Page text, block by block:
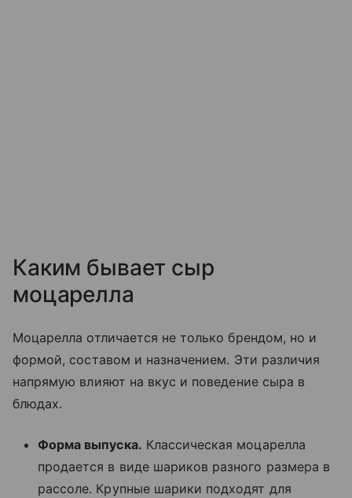
Каким бывает сыр
моцарелла
Моцарелла отличается не только брендом, но и
формой, составом и назначением. Эти различия
напрямую влияют на вкус и поведение сыра в
блюдах.
Форма выпуска. Классическая моцарелла
продается в виде шариков разного размера в
рассоле. Крупные шарики подходят для